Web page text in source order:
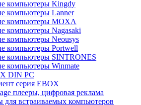
компьютеры Kingdy
компьютеры Lanner
компьютеры MOXA
компьютеры Nagasaki
компьютеры Neousys
компьютеры Portwell
компьютеры SINTRONES
компьютеры Winmate
DIN PC
серия EBOX
плееры, цифровая реклама
для встраиваемых компьютеров